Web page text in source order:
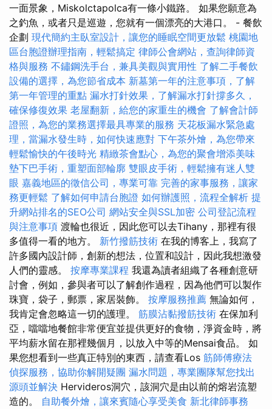
一面景象，Miskolctapolca有一條小鐵路。 如果您願意為
之釣魚，或者只是巡遊，您就有一個漂亮的大港口。 - 餐飲
企劃 現代簡約主臥室設計，讓您的睡眠空間更放鬆 桃園地
區台胞證辦理指南，輕鬆搞定 律師公會網站，查詢律師資
格與服務 不鏽鋼洗手台，兼具美觀與實用性 了解二手餐飲
設備的選擇，為您節省成本 新墓第一年的注意事項，了解
第一年管理的重點 漏水打針效果，了解漏水打針撐多久，
確保修復效果 老屋翻新，給您的家重生的機會 了解會計師
證照，為您的業務選擇最具專業的服務 天花板漏水緊急處
理，當漏水發生時，如何快速應對 下午茶外燴，為您帶來
輕鬆愉快的午後時光 精緻茶會點心，為您的聚會增添美味
墊下巴手術，重塑面部輪廓 雙眼皮手術，輕鬆擁有迷人雙
眼 嘉義地區的徵信公司，專業可靠 完善的家事服務，讓家
務更輕鬆 了解如何申請台胞證 如何辦護照，流程全解析 提
升網站排名的SEO公司 網站安全與SSL加密 公司登記流程
與注意事項 渡輪也很近，因此您可以去Tihany，那裡有很
多值得一看的地方。 新竹撥筋技術 在我的博客上，我寫了
許多國內設計師，創新的想法，位置和設計，因此我想激發
人們的靈感。 按摩專業課程 我還為讀者組織了各種創意研
討會，例如，參與者可以了解創作過程，因為他們可以製作
珠寶，袋子，郵票，家居裝飾。 按摩服務推薦 無論如何，
我肯定會忽略這一切的護理。 筋膜沾黏撥筋技術 在保加利
亞，噹噹地餐館非常便宜並提供更好的食物，淨資金時，將
平均薪水留在那裡幾個月，以放入中等的Mensai食品。 如
果您想看到一些真正特別的東西，請查看Los 筋師傅療法
偵探服務，協助你解開疑團 漏水問題，專業團隊幫您找出
源頭並解決 Hervideros洞穴，該洞穴是由以前的熔岩流塑
造的。 自助餐外燴，讓來賓隨心享受美食 新北律師事務